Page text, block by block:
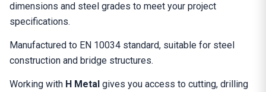
dimensions and steel grades to meet your project
specifications.
Manufactured to EN 10034 standard, suitable for steel
construction and bridge structures.
Working with H Metal gives you access to cutting, drilling